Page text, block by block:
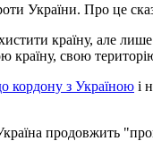
України. Про це
країну, але
країну, свою
кордону з Україною і
продовжить